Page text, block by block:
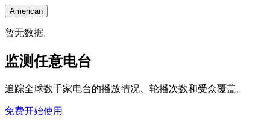
American
暂无数据。
监测任意电台
追踪全球数千家电台的播放情况、轮播次数和受众覆盖。
免费开始使用